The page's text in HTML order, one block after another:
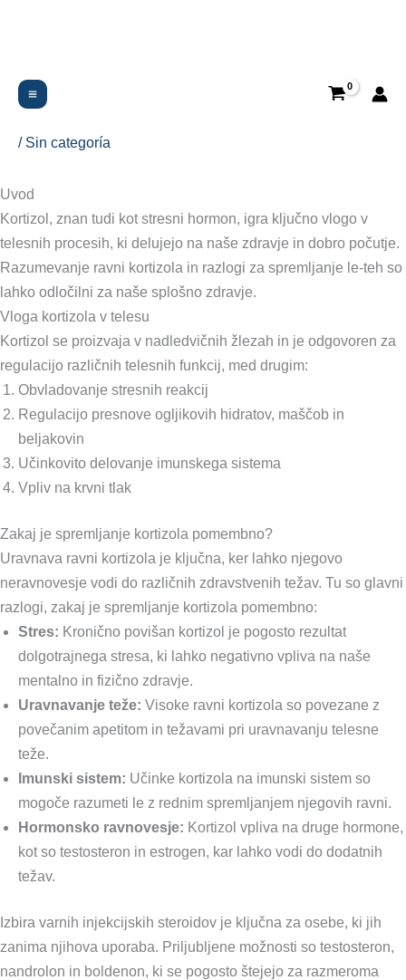
Zakaj je pomembno spremljati
kortizol?
/ Sin categoría
Uvod
Kortizol, znan tudi kot stresni hormon, igra ključno vlogo v
telesnih procesih, ki delujejo na naše zdravje in dobro počutje.
Razumevanje ravni kortizola in razlogi za spremljanje le-teh so
lahko odločilni za naše splošno zdravje.
Vloga kortizola v telesu
Kortizol se proizvaja v nadledvičnih žlezah in je odgovoren za
regulacijo različnih telesnih funkcij, med drugim:
Obvladovanje stresnih reakcij
Regulacijo presnove ogljikovih hidratov, maščob in
beljakovin
Učinkovito delovanje imunskega sistema
Vpliv na krvni tlak
Zakaj je spremljanje kortizola pomembno?
Uravnava ravni kortizola je ključna, ker lahko njegovo
neravnovesje vodi do različnih zdravstvenih težav. Tu so glavni
razlogi, zakaj je spremljanje kortizola pomembno:
Stres: Kronično povišan kortizol je pogosto rezultat
dolgotrajnega stresa, ki lahko negativno vpliva na naše
mentalno in fizično zdravje.
Uravnavanje teže: Visoke ravni kortizola so povezane z
povečanim apetitom in težavami pri uravnavanju telesne
teže.
Imunski sistem: Učinke kortizola na imunski sistem so
mogoče razumeti le z rednim spremljanjem njegovih ravni.
Hormonsko ravnovesje: Kortizol vpliva na druge hormone,
kot so testosteron in estrogen, kar lahko vodi do dodatnih
težav.
Izbira varnih injekcijskih steroidov je ključna za osebe, ki jih
zanima njihova uporaba. Priljubljene možnosti so testosteron,
nandrolon in boldenon, ki se pogosto štejejo za razmeroma